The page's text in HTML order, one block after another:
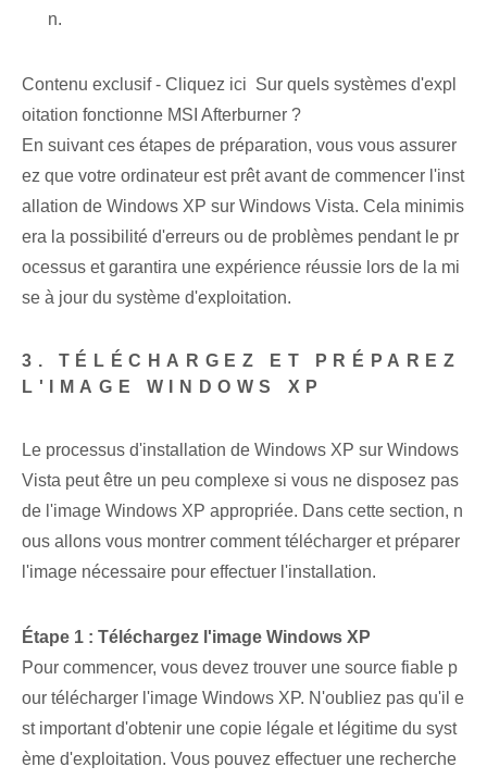
n.
Contenu exclusif - Cliquez ici Sur quels systèmes d'expl
oitation fonctionne MSI Afterburner ?
En suivant ces étapes de préparation, vous vous assurer
ez que votre ordinateur est prêt avant de commencer l'inst
allation de Windows XP sur Windows Vista. Cela minimis
era la possibilité d'erreurs ou de problèmes pendant le pr
ocessus et garantira une expérience réussie lors de la mi
se à jour du système d'exploitation.
3. TÉLÉCHARGEZ ET PRÉPAREZ
L'IMAGE WINDOWS XP
Le processus d'installation de Windows XP sur Windows
Vista peut être un peu complexe si vous ne disposez pas
de l'image Windows XP appropriée. ‌Dans cette section⁣, n
ous allons vous montrer comment télécharger‌ et préparer
l'image nécessaire pour ⁢effectuer l'installation.
Étape 1 : Téléchargez l'image Windows XP
Pour commencer, vous devez trouver une source fiable p
our télécharger l'image Windows XP. N'oubliez pas qu'il e
st important d'obtenir une copie légale et légitime du syst
ème d'exploitation. Vous pouvez effectuer une recherche